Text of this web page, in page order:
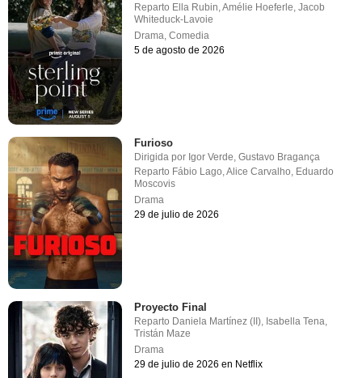
Reparto Ella Rubin ,Amélie Hoeferle ,Jacob
Whiteduck-Lavoie
Drama ,Comedia
5 de agosto de 2026
Furioso
Dirigida por Igor Verde,Gustavo Bragança
Reparto Fábio Lago,Alice Carvalho, Eduardo
Moscovis
Drama
29 de julio de 2026
Proyecto Final
Reparto Daniela Martínez (II), Isabella Tena,
Tristán Maze
Drama
29 de julio de 2026 en Netflix